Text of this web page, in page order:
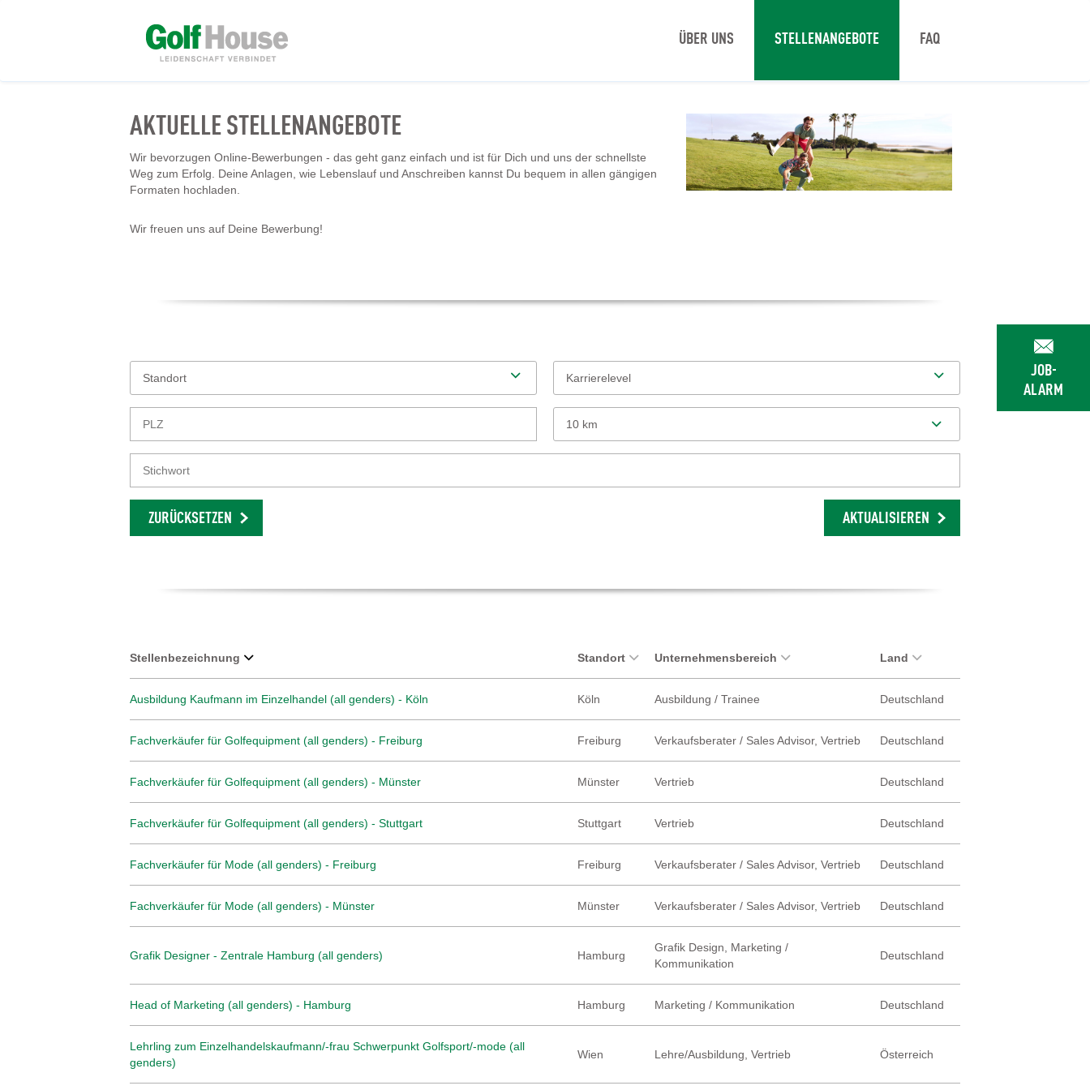
ÜBER UNS STELLENANGEBOTE FAQ
AKTUELLE STELLENANGEBOTE
Wir bevorzugen Online-Bewerbungen - das geht ganz einfach und ist für Dich und uns der schnellste
Weg zum Erfolg. Deine Anlagen, wie Lebenslauf und Anschreiben kannst Du bequem in allen gängigen
Formaten hochladen.
Wir freuen uns auf Deine Bewerbung!
Standort Karrierelevel
10 km
ZURÜCKSETZEN AKTUALISIEREN
Stellenbezeichnung Standort Unternehmensbereich Land
Ausbildung Kaufmann im Einzelhandel (all genders) - Köln Köln Ausbildung / Trainee Deutschland
Fachverkäufer für Golfequipment (all genders) - Freiburg Freiburg Verkaufsberater / Sales Advisor, Vertrieb Deutschland
Fachverkäufer für Golfequipment (all genders) - Münster Münster Vertrieb Deutschland
Fachverkäufer für Golfequipment (all genders) - Stuttgart Stuttgart Vertrieb Deutschland
Fachverkäufer für Mode (all genders) - Freiburg Freiburg Verkaufsberater / Sales Advisor, Vertrieb Deutschland
Fachverkäufer für Mode (all genders) - Münster Münster Verkaufsberater / Sales Advisor, Vertrieb Deutschland
Grafik Designer - Zentrale Hamburg (all genders) Hamburg
Grafik Design, Marketing /
Kommunikation
Deutschland
Head of Marketing (all genders) - Hamburg Hamburg Marketing / Kommunikation Deutschland
Lehrling zum Einzelhandelskaufmann/-frau Schwerpunkt Golfsport/-mode (all
genders)
Wien Lehre/Ausbildung, Vertrieb Österreich
JOB-
ALARM